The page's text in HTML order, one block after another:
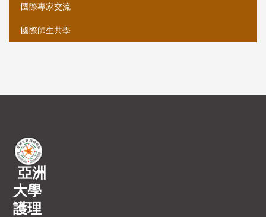
國際專家交流
國際師生共學
亞洲
大學
護理